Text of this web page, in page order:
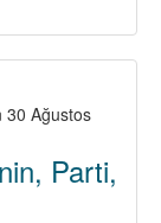
30 Ağustos
Parti,